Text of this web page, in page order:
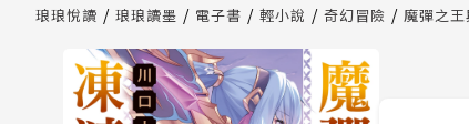
【公告】琅琅讀墨數位閱讀資產合併
琅琅悅讀 琅琅讀墨 電子書 輕小說 奇幻冒險 魔彈之